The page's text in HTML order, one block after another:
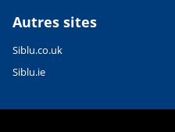
Autres sites
Siblu.co.uk
Siblu.ie